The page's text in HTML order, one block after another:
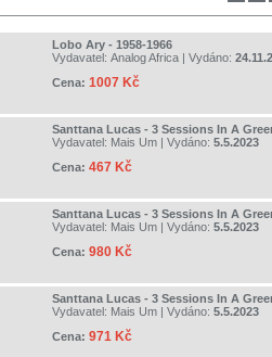
Lobo Ary - 1958-1966
Vydavatel: Analog Africa | Vydáno:
Cena: 1007 Kč
Santtana Lucas - 3 Sessions In A
Vydavatel: Mais Um | Vydáno: 5.5.2023
Cena: 467 Kč
Santtana Lucas - 3 Sessions In A
Vydavatel: Mais Um | Vydáno: 5.5.2023
Cena: 980 Kč
Santtana Lucas - 3 Sessions In A
Vydavatel: Mais Um | Vydáno: 5.5.2023
Cena: 971 Kč